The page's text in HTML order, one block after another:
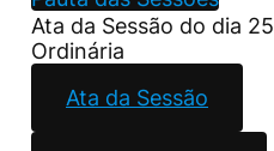
Ata da Sessão do dia
Ordinária
Ata da Sessão